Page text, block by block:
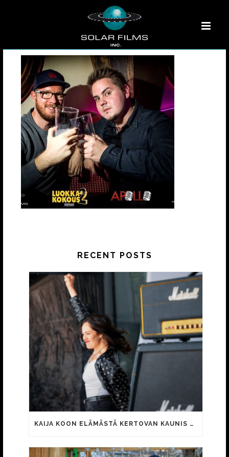
RECENT POSTS
KAIJA KOON ELÄMÄSTÄ KERTOVAN KAUNIS RIETAS ONNELLINEN -ELOKUVAN TRAILER JULKI